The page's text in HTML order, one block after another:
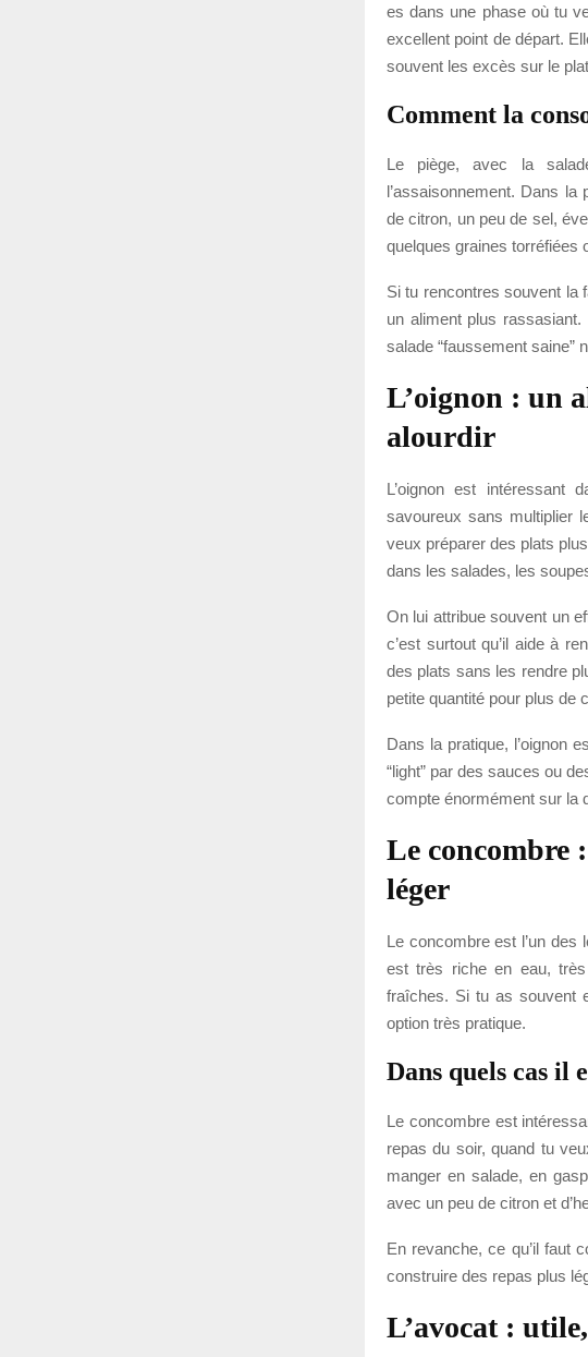
es dans une phase où tu
excellent point de départ.
souvent les excès sur le
Comment la
Le piège, avec la
l’assaisonnement. Dans la
de citron, un peu de sel,
quelques graines torréfiées
Si tu rencontres souvent la
un aliment plus
salade “faussement saine”
L’oignon : un
alourdir
L’oignon est intéressant
savoureux sans multiplier
veux préparer des plats
dans les salades, les
On lui attribue souvent un
c’est surtout qu’il aide à
des plats sans les rendre
petite quantité pour plus de
Dans la pratique, l’oignon
“light” par des sauces ou
compte énormément sur la
Le concombre
léger
Le concombre est l’un
est très riche en eau,
fraîches. Si tu as souvent
option très pratique.
Dans quels cas il
Le concombre est
repas du soir, quand tu
manger en salade, en
avec un peu de citron et
En revanche, ce qu’il faut
construire des repas plus
L’avocat :